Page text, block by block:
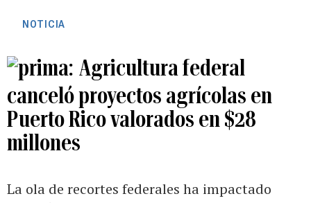
NOTICIA
Agricultura federal
canceló proyectos agrícolas en
Puerto Rico valorados en $28
millones
La ola de recortes federales ha impactado